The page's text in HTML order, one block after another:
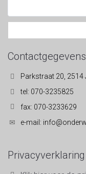
Contactgegevens
Parkstraat 20, 2514
tel: 070-3235825
fax: 070-3233629
e-mail:
Privacyverklaring